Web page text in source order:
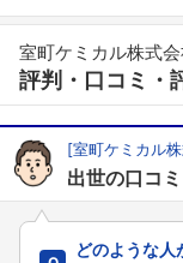
室町ケミカル株式
評判・口コミ・
[室町ケミカル
出世の口コミ
どのような人